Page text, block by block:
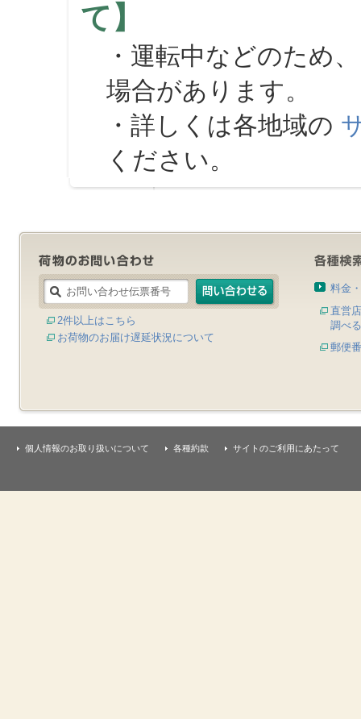
て】
・運転中などのため
場合があります。
・詳しくは各地域の
ください。
2件以上はこちら
お荷物のお届け遅延状況について
料金
直営
調べる
郵便
個人情報のお取り扱いについて 各種約款 サイトのご利用にあたって